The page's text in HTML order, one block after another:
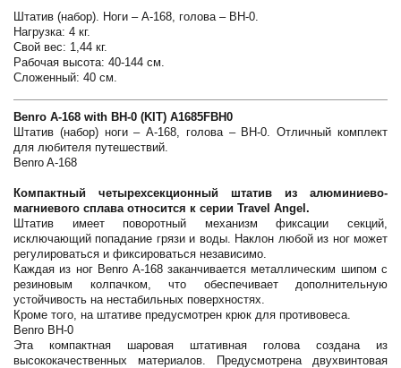
Штатив (набор). Ноги – A-168, голова – BH-0.
Нагрузка: 4 кг.
Свой вес: 1,44 кг.
Рабочая высота: 40-144 см.
Сложенный: 40 см.
Benro A-168 with BH-0 (KIT) A1685FBH0
Штатив (набор) ноги – A-168, голова – BH-0. Отличный комплект
для любителя путешествий.
Benro A-168
Компактный четырехсекционный штатив из алюминиево-
магниевого сплава относится к серии Travel Angel.
Штатив имеет поворотный механизм фиксации секций,
исключающий попадание грязи и воды. Наклон любой из ног может
регулироваться и фиксироваться независимо.
Каждая из ног Benro A-168 заканчивается металлическим шипом с
резиновым колпачком, что обеспечивает дополнительную
устойчивость на нестабильных поверхностях.
Кроме того, на штативе предусмотрен крюк для противовеса.
Benro BH-0
Эта компактная шаровая штативная голова создана из
высококачественных материалов. Предусмотрена двухвинтовая